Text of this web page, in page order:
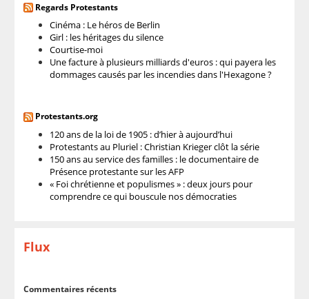
Regards Protestants
Cinéma : Le héros de Berlin
Girl : les héritages du silence
Courtise-moi
Une facture à plusieurs milliards d'euros : qui payera les
dommages causés par les incendies dans l'Hexagone ?
Protestants.org
120 ans de la loi de 1905 : d’hier à aujourd’hui
Protestants au Pluriel : Christian Krieger clôt la série
150 ans au service des familles : le documentaire de
Présence protestante sur les AFP
« Foi chrétienne et populismes » : deux jours pour
comprendre ce qui bouscule nos démocraties
Flux
Commentaires récents